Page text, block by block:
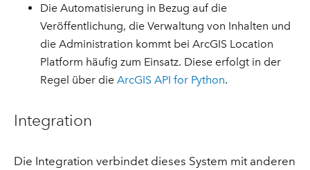
Die Automatisierung in Bezug auf die
Veröffentlichung, die Verwaltung von Inhalten und
die Administration kommt bei ArcGIS Location
Platform häufig zum Einsatz. Diese erfolgt in der
Regel über dieArcGIS API for Python.
Integration
Die Integration verbindet dieses System mit anderen